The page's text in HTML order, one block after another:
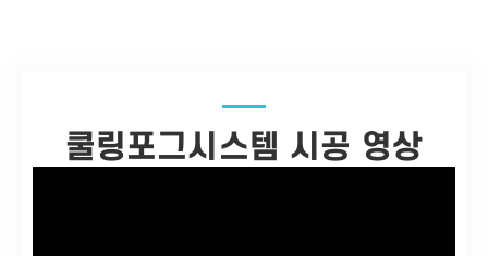
쿨링포그시스템 시공 영상